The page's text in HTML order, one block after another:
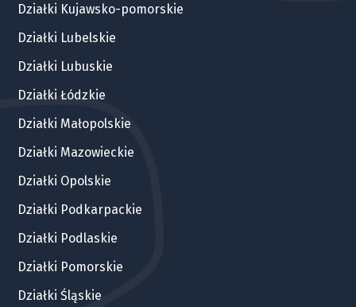
Działki Kujawsko-pomorskie
Działki Lubelskie
Działki Lubuskie
Działki Łódzkie
Działki Małopolskie
Działki Mazowieckie
Działki Opolskie
Działki Podkarpackie
Działki Podlaskie
Działki Pomorskie
Działki Śląskie